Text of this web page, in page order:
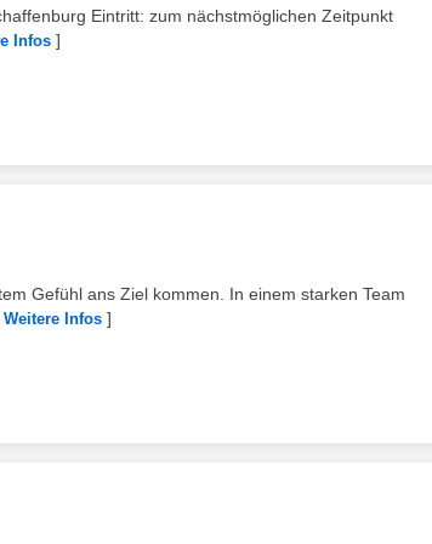
Eintritt: zum nächstmöglichen Zeitpunkt
Infos ]
Gefühl ans Ziel kommen. In einem starken Team
Weitere Infos ]